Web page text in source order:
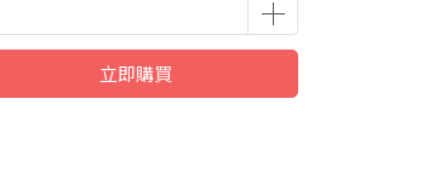
立即購買